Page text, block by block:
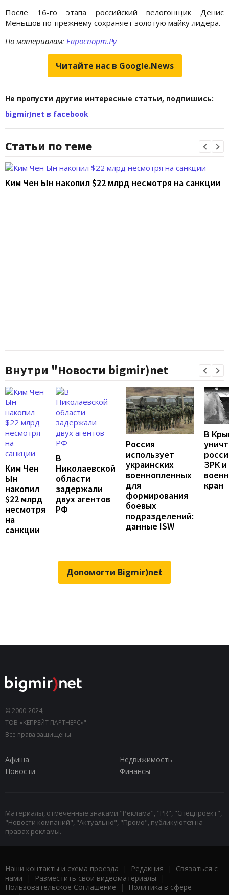
После 16-го этапа российский велогонщик Денис
Меньшов по-прежнему сохраняет золотую майку лидера.
По материалам: Евроспорт.Ру
Читайте нас в Google.News
Не пропусти другие интересные статьи, подпишись:
bigmir)net в facebook
Статьи по теме
Ким Чен Ын накопил $22 млрд несмотря на санкции
Внутри "Новости bigmir)net
Ким Чен
Ын
накопил
$22 млрд
несмотря
на
санкции
В
Николаевской
области
задержали
двух агентов
РФ
Россия
использует
украинских
военнопленных
для
формирования
боевых
подразделений:
данные ISW
В
ЗРК и
кран
Допомогти Bigmir)net
© 2000-2024,
ТОВ «КЕПРЕЙТ ПАРТНЕРС»".
Все права защищены.
Афиша
Недвижимость
Новости
Финансы
Материалы, отмеченные знаками "Реклама", "PR", "Спецпроект",
"Новости компаний", "Актуально", "Промо", публикуются на
правах рекламы.
Наши контакты и схема проезда | Редакция | Связаться с
нами | Разместить свои видеоматериалы |
Пользовательское Соглашение |
Политика в сфере